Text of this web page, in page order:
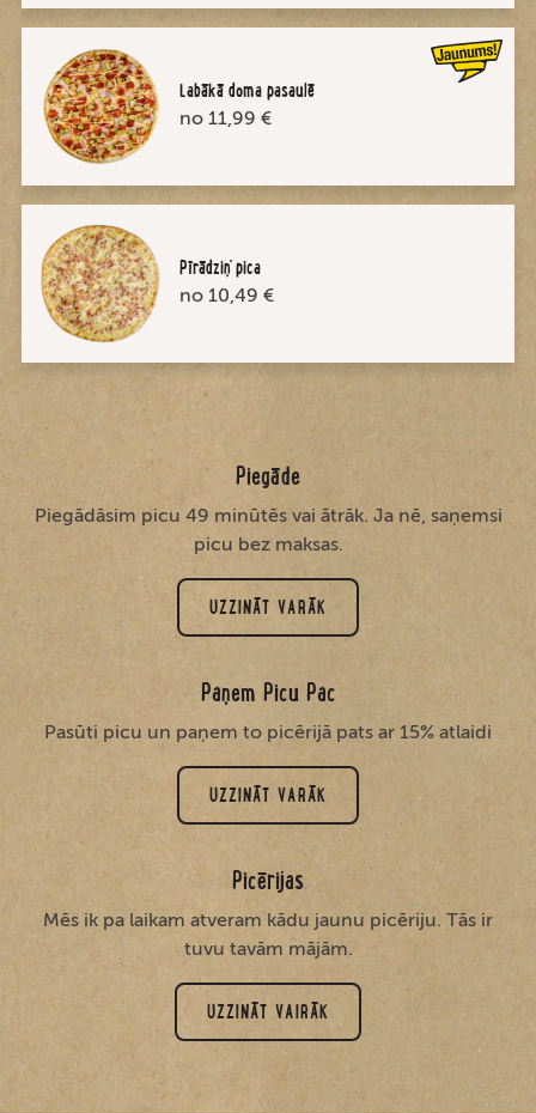
Labākā doma pasaulē
no 11,99 €
Pīrādziņ' pica
no 10,49 €
Piegāde
Piegādāsim picu 49 minūtēs vai ātrāk. Ja nē, saņemsi
picu bez maksas.
UZZINĀT VARĀK
Paņem Picu Pac
Pasūti picu un paņem to picērijā pats ar 15% atlaidi
UZZINĀT VARĀK
Picērijas
Mēs ik pa laikam atveram kādu jaunu picēriju. Tās ir
tuvu tavām mājām.
UZZINĀT VAIRĀK